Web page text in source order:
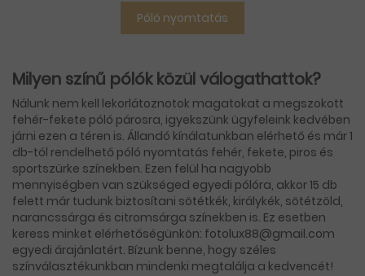
Póló nyomtatás
Milyen színű pólók közül válogathattok?
Nálunk nem kell lekorlátoznotok magatokat a megszokott
fehér-fekete póló párosra, igyekszünk ügyfeleink kedvében
járni ezen a téren is. Állandó kínálatunkban elérhető és már 1
db-tól rendelhető póló nyomtatás fehér, fekete, piros és
sportszürke színekben. Ezen felül ha nagyobb
mennyiségben van szükséged egyedi pólóra, akkor 15 db
felett már tudunk biztosítani sötétkék, királykék, sötétzöld,
narancssárga és citromsárga színekben is. Ez esetben
keress minket elérhetőségünkön: fotolux88@gmail.com
egyedi árajánlatért. Bízunk benne, hogy széles
színválasztékunkban mindenki megtalálja a kedvencét!